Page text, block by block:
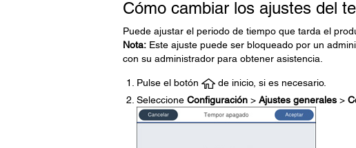
Cómo cambiar los ajustes del
Puede ajustar el periodo de tiempo que tarda el
Nota:Este ajuste puede ser bloqueado por un
con su administrador para obtener asistencia.
Pulse el botón
de inicio, si es necesario.
Seleccione Configuración> Ajustes generales>